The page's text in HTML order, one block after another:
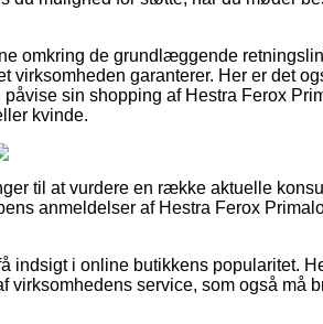
omkring de grundlæggende
virksomheden garanterer. Her er det
sin shopping af Hestra Ferox
kvinde.
til at vurdere en række aktuelle
anmeldelser af Hestra Ferox
indsigt i online butikkens popularitet.
service, som også må